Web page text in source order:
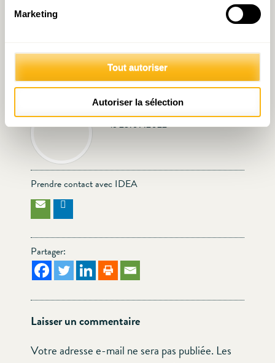
Marketing
Tout autoriser
Autoriser la sélection
Politique(s) du logement :
vrais enjeux, Et cetera » –
10 novembre 2021
Politique du logement :
faire tomber les murs …
Écrit par IDEA
le 23.09.2022
Prendre contact avec IDEA
Partager:
Laisser un commentaire
Votre adresse e-mail ne sera pas publiée. Les